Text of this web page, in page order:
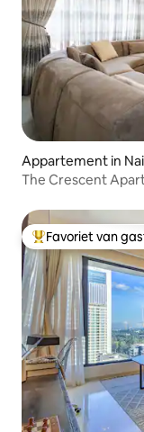
Appartement in
The Crescent
Topfavoriet van
Favoriet van